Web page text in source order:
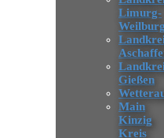
Limurg-
Weilburg
Gießen
Main
Kinzig
Kreis